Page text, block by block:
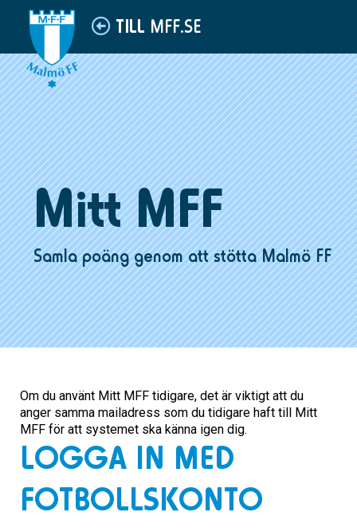
TILL MFF.SE
Mitt MFF
Samla poäng genom att stötta Malmö FF
Om du använt Mitt MFF tidigare, det är viktigt att du
anger samma mailadress som du tidigare haft till Mitt
MFF för att systemet ska känna igen dig.
LOGGA IN MED
FOTBOLLSKONTO